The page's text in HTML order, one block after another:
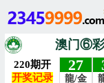
澳门⑥彩